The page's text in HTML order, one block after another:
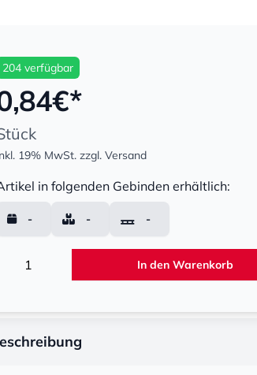
204 verfügbar
€*
19% MwSt. zzgl. Versand
in folgenden Gebinden erhältlich:
- - -
In den Warenkorb